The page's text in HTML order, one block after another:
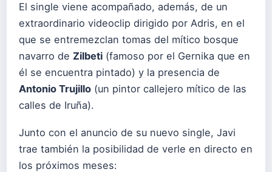
El single viene acompañado, además, de un
extraordinario videoclip dirigido por Adris, en el
que se entremezclan tomas del mítico bosque
navarro de Zilbeti (famoso por el Gernika que en
él se encuentra pintado) y la presencia de
Antonio Trujillo (un pintor callejero mítico de las
calles de Iruña).
Junto con el anuncio de su nuevo single, Javi
trae también la posibilidad de verle en directo en
los próximos meses: